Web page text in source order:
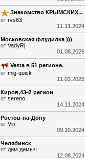
Знакомство КРЫМСКИХ...
от rvs63
11.11.2024
Московская флудилка )))
от VadyRj
01.08.2026
Vesta в 51 регионе.
от mig-quick
11.03.2025
Киров,43-й регион
от sereno
14.11.2024
Ростов-на-Дону
от Vin
09.10.2024
Челябинск
от дим димыч
12.08.2024